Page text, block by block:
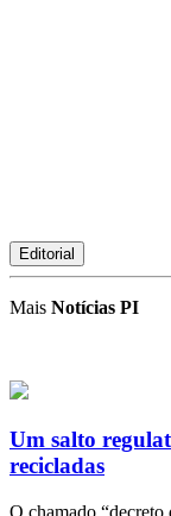
Editorial
Mais Notícias PI
Um salto
recicladas
O chamado “decreto